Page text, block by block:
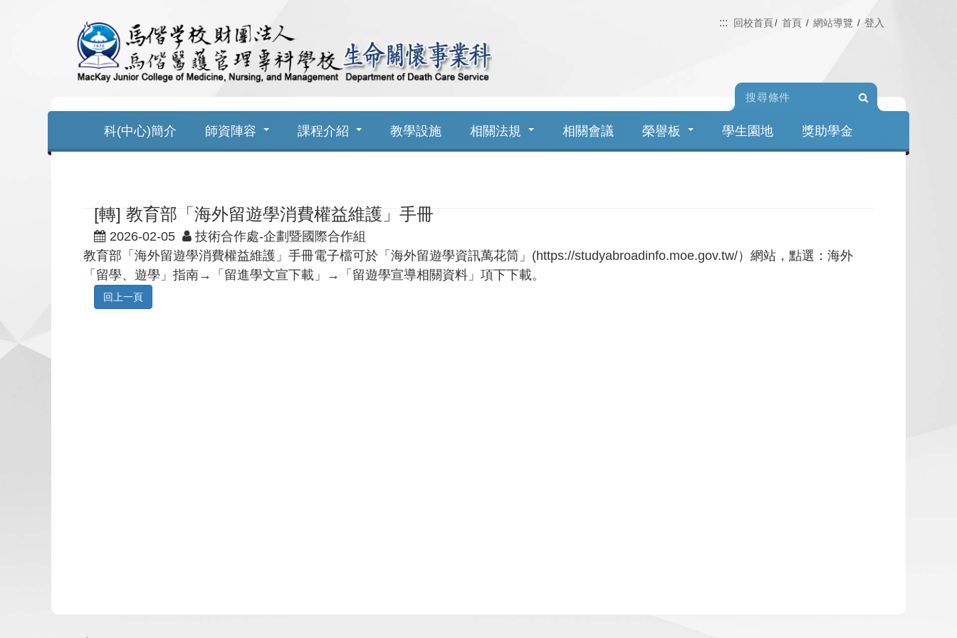
::: 回校首頁 首頁 網站導覽 登入
科(中心)簡介 師資陣容 課程介紹 教學設施 相關法規 相關會議 榮譽板 學生園地 獎助學金
[轉] 教育部「海外留遊學消費權益維護」手冊
2026-02-05
技術合作處-企劃暨國際合作組
教育部「海外留遊學消費權益維護」手冊電子檔可於「海外留遊學資訊萬花筒」(https://studyabroadinfo.moe.gov.tw/）網站，點選：海外
「留學、遊學」指南→「留進學文宣下載」→「留遊學宣導相關資料」項下下載。